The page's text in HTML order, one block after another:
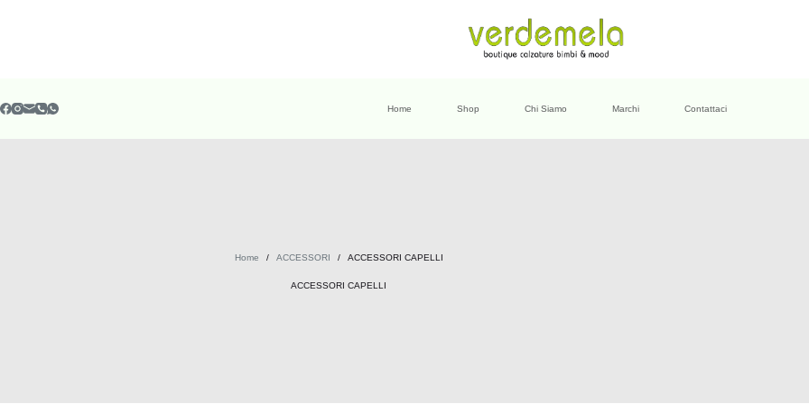
Home Shop Chi Siamo Marchi Contattaci
Home / ACCESSORI / ACCESSORI CAPELLI
ACCESSORI CAPELLI